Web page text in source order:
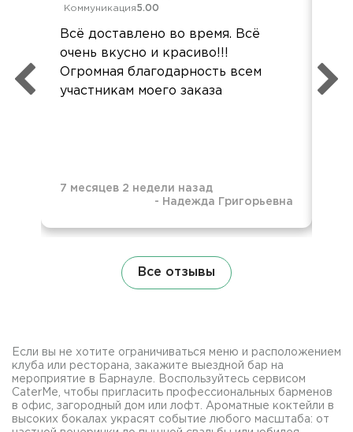
Коммуникация5.00
Всё доставлено во время. Всё
очень вкусно и красиво!!!
Огромная благодарность всем
участникам моего заказа
7 месяцев 2 недели назад
- Надежда Григорьевна
Все отзывы
Если вы не хотите ограничиваться меню и расположением
клуба или ресторана, закажите выездной бар на
мероприятие в Барнауле. Воспользуйтесь сервисом
CaterMe, чтобы пригласить профессиональных барменов
в офис, загородный дом или лофт. Ароматные коктейли в
высоких бокалах украсят событие любого масштаба: от